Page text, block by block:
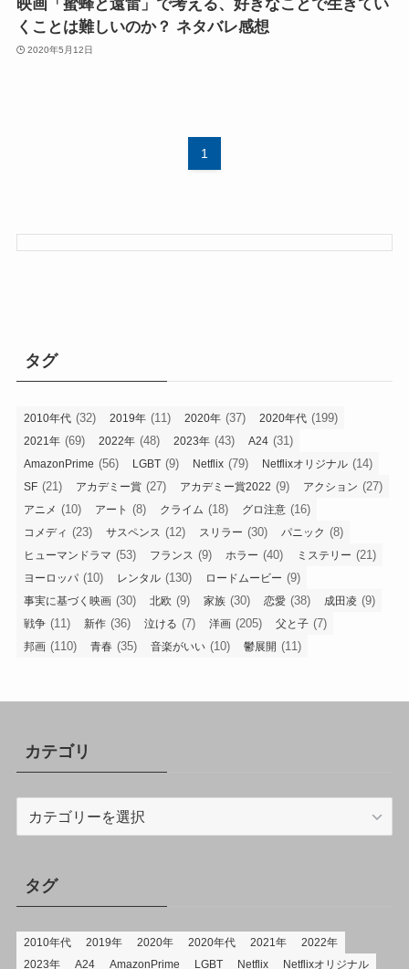
映画「蜜蜂と遠雷」で考える、好きなことで生きてい
くことは難しいのか？ ネタバレ感想
2020年5月12日
1
タグ
2010年代 (32) 2019年 (11) 2020年 (37) 2020年代 (199)
2021年 (69) 2022年 (48) 2023年 (43) A24 (31)
AmazonPrime (56) LGBT (9) Netflix (79) Netflixオリジナル (14)
SF (21) アカデミー賞 (27) アカデミー賞2022 (9) アクション (27)
アニメ (10) アート (8) クライム (18) グロ注意 (16)
コメディ (23) サスペンス (12) スリラー (30) パニック (8)
ヒューマンドラマ (53) フランス (9) ホラー (40) ミステリー (21)
ヨーロッパ (10) レンタル (130) ロードムービー (9)
事実に基づく映画 (30) 北欧 (9) 家族 (30) 恋愛 (38) 成田凌 (9)
戦争 (11) 新作 (36) 泣ける (7) 洋画 (205) 父と子 (7)
邦画 (110) 青春 (35) 音楽がいい (10) 鬱展開 (11)
カテゴリ
タグ
2010年代 2019年 2020年 2020年代 2021年
2022年
2023年
A24 AmazonPrime LGBT Netflix
Netflixオリジナル